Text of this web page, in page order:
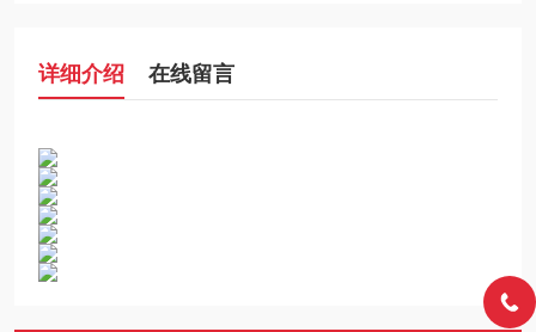
详细介绍 在线留言